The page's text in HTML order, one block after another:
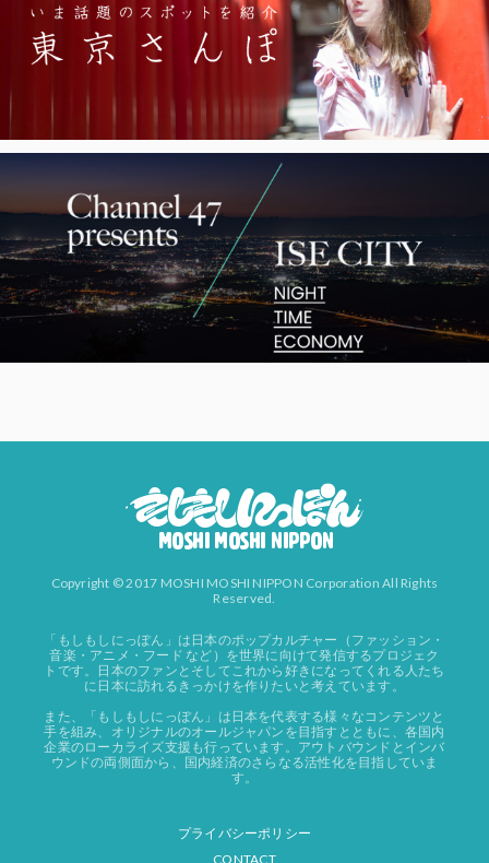
Copyright © 2017 MOSHI MOSHI NIPPON Corporation All Rights
Reserved.
「もしもしにっぽん」は日本のポップカルチャー（ファッション・
音楽・アニメ・フード など）を世界に向けて発信するプロジェク
トです。日本のファンとそしてこれから好きになってくれる人たち
に日本に訪れるきっかけを作りたいと考えています。
また、「もしもしにっぽん」は日本を代表する様々なコンテンツと
手を組み、オリジナルのオールジャパンを目指すとともに、各国内
企業のローカライズ支援も行っています。アウトバウンドとインバ
ウンドの両側面から、国内経済のさらなる活性化を目指していま
す。
プライバシーポリシー
CONTACT